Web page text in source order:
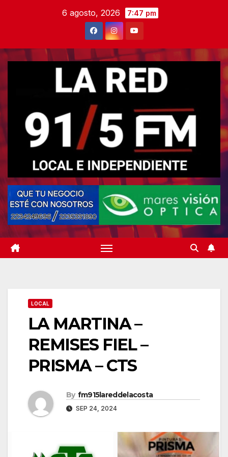
6 agosto, 2026 7:47 pm
LOCAL
LA MARTINA –
REMISES FIEL –
PRISMA – CTS
By fm915lareddelacosta
SEP 24, 2024